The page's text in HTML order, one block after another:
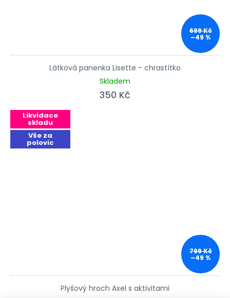
699 Kč
–49 %
Látková panenka Lisette - chrastítko
Skladem
350 Kč
Likvidace
skladu
Vše za
polovic
799 Kč
–49 %
Plyšový hroch Axel s aktivitami